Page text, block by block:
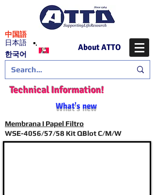
日本語
​中国語
​한국어
About ATTO
Technical Information!
What's new
Membrana I Papel Filtro
WSE-4056/57/58 Kit QBlot C/M/W